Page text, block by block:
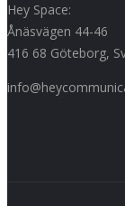
Hey Space:
Ånäsvägen 44-46
416 68 Göteborg,